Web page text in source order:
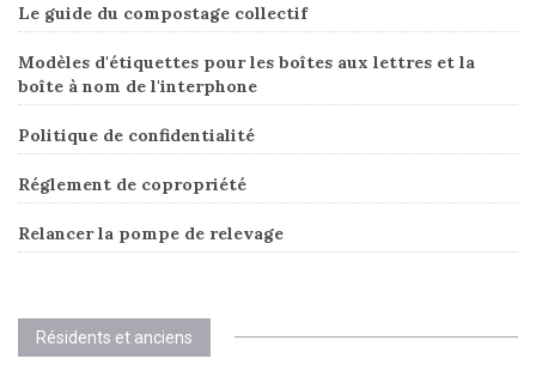
Le guide du compostage collectif
Modèles d'étiquettes pour les boîtes aux lettres et la
boîte à nom de l'interphone
Politique de confidentialité
Réglement de copropriété
Relancer la pompe de relevage
Résidents et anciens